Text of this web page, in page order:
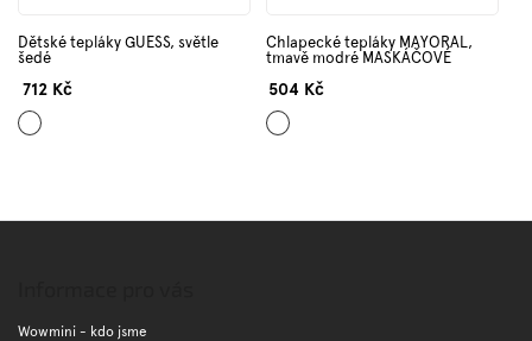
Dětské tepláky GUESS, světle
šedé
712 Kč
Světle
šedá
Chlapecké tepláky MAYORAL,
tmavě modré MASKÁČOVÉ
504 Kč
Tmavě
modrá
Wowmini - kdo jsme